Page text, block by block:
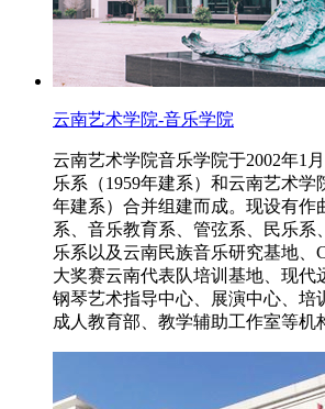
云南艺术学院-音乐学院
云南艺术学院音乐学院于2002年1
乐系（1959年建系）和云南艺术学
年建系）合并组建而成。现设有作
系、音乐教育系、管弦系、民乐系
乐系以及云南民族音乐研究基地、
大奖赛云南代表队培训基地、现代
钢琴艺术指导中心、展演中心、培
成人教育部、教学辅助工作室等机